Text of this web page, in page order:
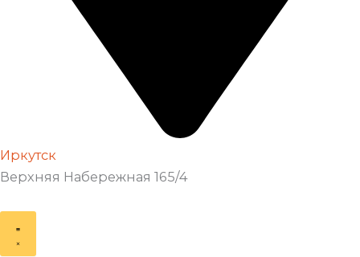
Иркутск
Верхняя Набережная 165/4